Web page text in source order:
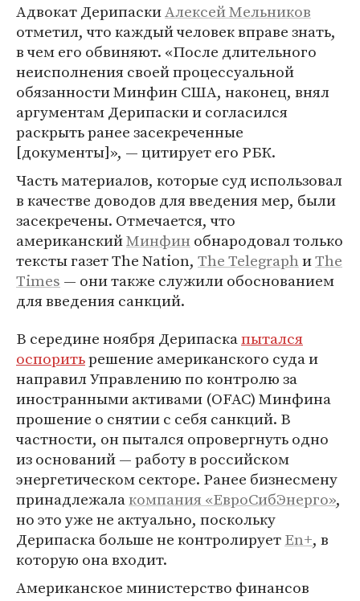
Адвокат ДерипаскиАлексей Мельников
отметил, что каждый человек вправе знать,
в чем его обвиняют. «После длительного
неисполнения своей процессуальной
обязанности Минфин США, наконец, внял
аргументам Дерипаски и согласился
раскрыть ранее засекреченные
[документы]», — цитирует его РБК.
Часть материалов, которые суд использовал
в качестве доводов для введения мер, были
засекречены. Отмечается, что
американскийМинфин обнародовал только
тексты газет The Nation, The TelegraphиThe
Times — они также служили обоснованием
для введения санкций.
В середине ноября Дерипаскапытался
оспоритьрешение американского суда и
направил Управлению по контролю за
иностранными активами (OFAC) Минфина
прошение о снятии с себя санкций. В
частности, он пытался опровергнуть одно
из оснований — работу в российском
энергетическом секторе. Ранее бизнесмену
принадлежалакомпания «ЕвроСибЭнерго»,
но это уже не актуально, поскольку
Дерипаска больше не контролируетEn+, в
которую она входит.
Американское министерство финансов